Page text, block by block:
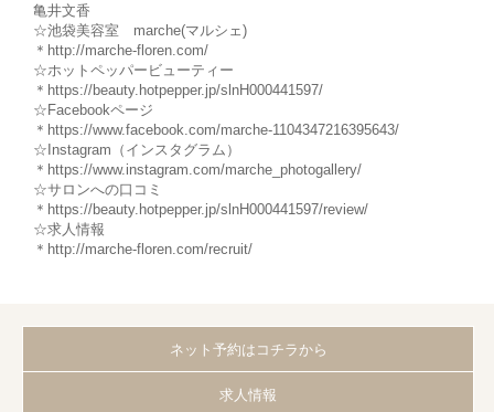
亀井文香
☆池袋美容室 marche(マルシェ)
＊http://marche-floren.com/
☆ホットペッパービューティー
＊https://beauty.hotpepper.jp/slnH000441597/
☆Facebookページ
＊https://www.facebook.com/marche-1104347216395643/
☆Instagram（インスタグラム）
＊https://www.instagram.com/marche_photogallery/
☆サロンへの口コミ
＊https://beauty.hotpepper.jp/slnH000441597/review/
☆求人情報
＊http://marche-floren.com/recruit/
ネット予約はコチラから
求人情報